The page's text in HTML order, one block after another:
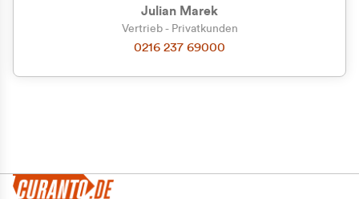
Julian Marek
Vertrieb - Privatkunden
0216 237 69000